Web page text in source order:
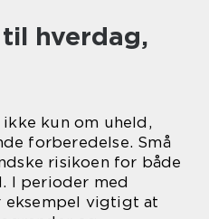
hverdag,
ikke kun om uheld,
forberedelse. Små
risikoen for både
I perioder med
vigtigt at